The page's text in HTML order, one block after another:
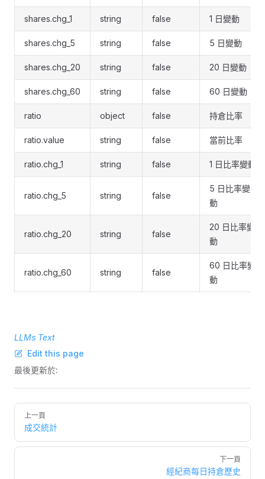
shares.chg_1 string false 1 日變動
shares.chg_5 string false 5 日變動
shares.chg_20 string false 20 日變動
shares.chg_60 string false 60 日變動
ratio object false 持倉比率
ratio.value string false 當前比率
ratio.chg_1 string false 1 日比率變動
ratio.chg_5 string false
5 日比率變
動
ratio.chg_20 string false
20 日比率變
動
ratio.chg_60 string false
60 日比率變
動
LLMs Text
Edit this page
最後更新於:
Pager
上一頁
成交統計
下一頁
經紀商每日持倉歷史